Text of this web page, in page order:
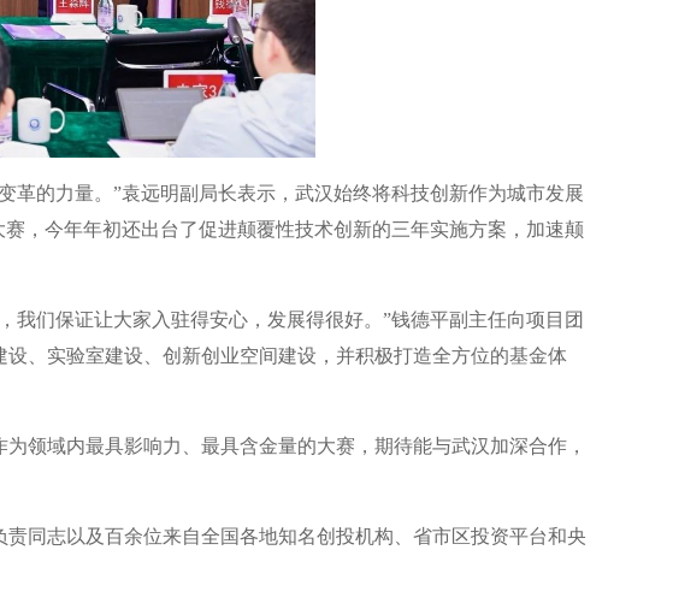
的力量。”袁远明副局长表示，武汉始终将科技创新作为城市发展
，今年年初还出台了促进颠覆性技术创新的三年实施方案，加速颠
们保证让大家入驻得安心，发展得很好。”钱德平副主任向项目团
、实验室建设、创新创业空间建设，并积极打造全方位的基金体
领域内最具影响力、最具含金量的大赛，期待能与武汉加深合作，
同志以及百余位来自全国各地知名创投机构、省市区投资平台和央